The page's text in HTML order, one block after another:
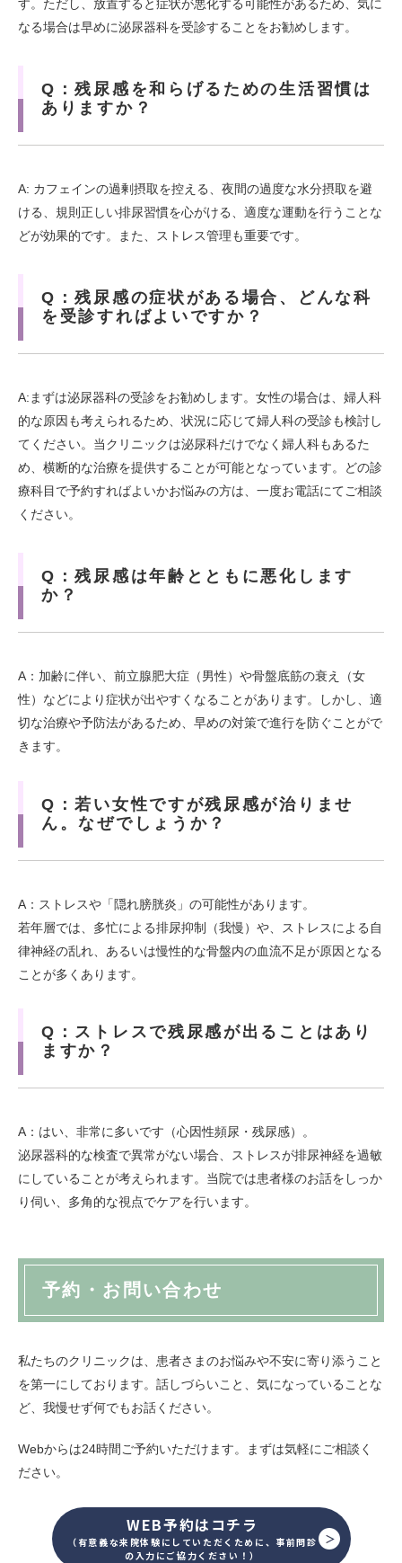
す。ただし、放置すると症状が悪化する可能性があるため、気に
なる場合は早めに泌尿器科を受診することをお勧めします。
Q：残尿感を和らげるための生活習慣は
ありますか？
A: カフェインの過剰摂取を控える、夜間の過度な水分摂取を避
ける、規則正しい排尿習慣を心がける、適度な運動を行うことな
どが効果的です。また、ストレス管理も重要です。
Q：残尿感の症状がある場合、どんな科
を受診すればよいですか？
A:まずは泌尿器科の受診をお勧めします。女性の場合は、婦人科
的な原因も考えられるため、状況に応じて婦人科の受診も検討し
てください。当クリニックは泌尿科だけでなく婦人科もあるた
め、横断的な治療を提供することが可能となっています。どの診
療科目で予約すればよいかお悩みの方は、一度お電話にてご相談
ください。
Q：残尿感は年齢とともに悪化します
か？
A：加齢に伴い、前立腺肥大症（男性）や骨盤底筋の衰え（女
性）などにより症状が出やすくなることがあります。しかし、適
切な治療や予防法があるため、早めの対策で進行を防ぐことがで
きます。
Q：若い女性ですが残尿感が治りませ
ん。なぜでしょうか？
A：ストレスや「隠れ膀胱炎」の可能性があります。
若年層では、多忙による排尿抑制（我慢）や、ストレスによる自
律神経の乱れ、あるいは慢性的な骨盤内の血流不足が原因となる
ことが多くあります。
Q：ストレスで残尿感が出ることはあり
ますか？
A：はい、非常に多いです（心因性頻尿・残尿感）。
泌尿器科的な検査で異常がない場合、ストレスが排尿神経を過敏
にしていることが考えられます。当院では患者様のお話をしっか
り伺い、多角的な視点でケアを行います。
予約・お問い合わせ
私たちのクリニックは、患者さまのお悩みや不安に寄り添うこと
を第一にしております。話しづらいこと、気になっていることな
ど、我慢せず何でもお話ください。
Webからは24時間ご予約いただけます。まずは気軽にご相談く
ださい。
WEB予約はコチラ
（有意義な来院体験にしていただくために、事前問診
の入力にご協力ください！）